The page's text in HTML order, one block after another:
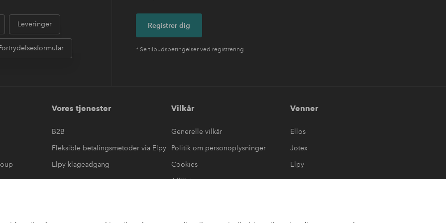
Leveringer Registrer dig
* Se tilbudsbetingelser ved registrering
Vores tjenester
B2B
Fleksible betalingsmetoder via Elpy
Elpy klageadgang
Vilkår
Generelle vilkår
Politik om personoplysninger
Cookies
Affiliate
Venner
Ellos
Jotex
Elpy